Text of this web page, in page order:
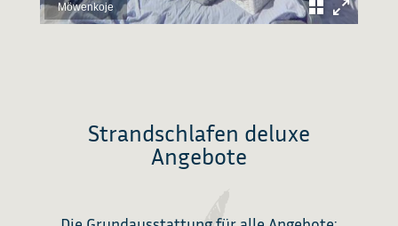
Möwenkoje
Strandschlafen deluxe
Angebote